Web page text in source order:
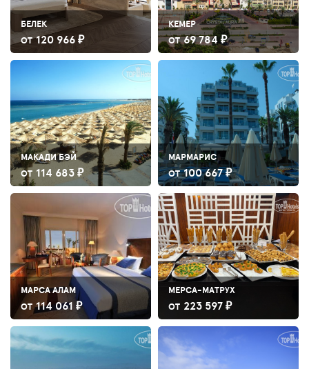
БЕЛЕК
ОТ 120 966 ₽
КЕМЕР
ОТ 69 784 ₽
МАКАДИ БЭЙ
ОТ 114 683 ₽
МАРМАРИС
ОТ 100 667 ₽
МАРСА АЛАМ
ОТ 114 061 ₽
МЕРСА-МАТРУХ
ОТ 223 597 ₽